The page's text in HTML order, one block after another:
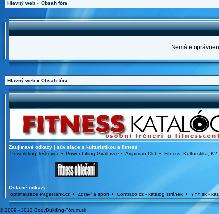
Hlavný web » Obsah fóra
Nemáte
Hlavný web » Obsah fóra
Zaujímavé odkazy | súvisiace s kulturistikou a fitness
Powerlifting Teškovice • Power Lifting Giraltovce • Arspiman Club • Fitness, Kulturistika,
Ostatné odkazy
optimalizace PageRank.cz • Zdraví a sport • Contraco.cz - katalog stránek • YYY.sk -
© 2009 - 2012 BodyBuilding-Fórum.sk